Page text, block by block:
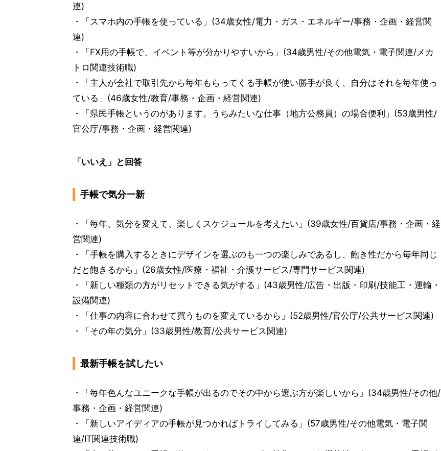
連)
・「スマホ内の手帳を使っている」(34歳女性/電力・ガス・エネルギー/事務・企画・経営関
連)
・「FX用の手帳で、イベント等が分かりやすいから」(34歳男性/その他電気・電子関連/メカ
トロ関連技術職)
・「主人が会社で取引先から毎年もらってくる手帳が使い勝手が良く、自分はそれを毎年使っ
ている」(46歳女性/教育/事務・企画・経営関連)
・「県民手帳というのがあります。うちみたいな仕事（地方公務員）の場合便利」(53歳男性/
官公庁/事務・企画・経営関連)
「いいえ」と回答
手帳で気分一新
・「毎年、気分を変えて、楽しくスケジュールを考えたい」(39歳女性/百貨店/事務・企画・経
営関連)
・「手帳を購入するときにデザインを選ぶのも一つの楽しみであるし、飽き性だから毎年同じ
だと飽きるから」(26歳女性/医療・福祉・介護サービス/専門サービス関連)
・「新しい種類の方がリセットできる気がする」(43歳男性/広告・出版・印刷/技能工・運輸・
設備関連)
・「仕事の内容に合わせて買うものを変えているから」(52歳男性/官公庁/公共サービス関連)
・「その年の気分」(33歳男性/教育/公共サービス関連)
最新手帳を試したい
・「毎年色んなユニークな手帳が出るのでその中から選ぶ方が楽しいから」(34歳男性/その他/
事務・企画・経営関連)
・「新しいアイディアの手帳が見つかればトライしてみる」(57歳男性/その他電気・電子関
連/IT関連技術職)